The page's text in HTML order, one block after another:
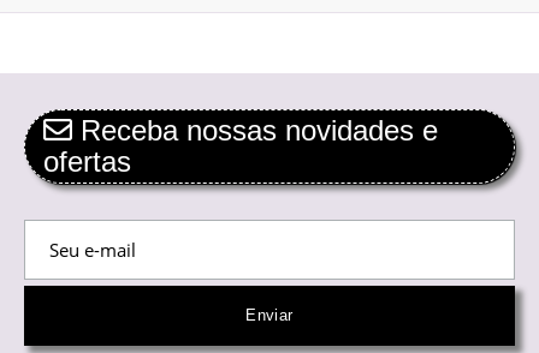
Receba nossas novidades e
ofertas